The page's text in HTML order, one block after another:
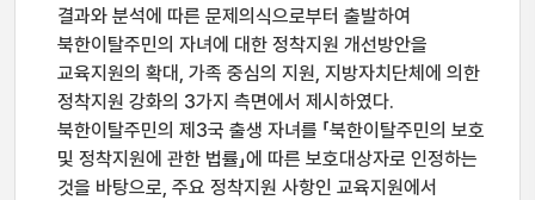
결과와 분석에 따른 문제의식으로부터 출발하여
북한이탈주민의 자녀에 대한 정착지원 개선방안을
교육지원의 확대, 가족 중심의 지원, 지방자치단체에 의한
정착지원 강화의 3가지 측면에서 제시하였다.
북한이탈주민의 제3국 출생 자녀를 「북한이탈주민의 보호
및 정착지원에 관한 법률」에 따른 보호대상자로 인정하는
것을 바탕으로, 주요 정착지원 사항인 교육지원에서